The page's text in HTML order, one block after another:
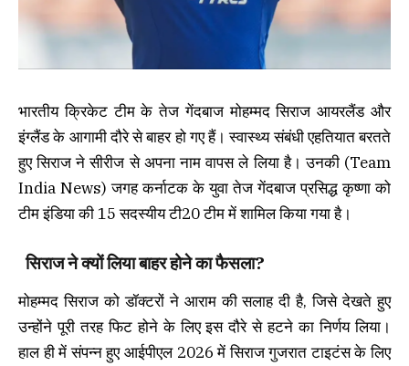
भारतीय क्रिकेट टीम के तेज गेंदबाज मोहम्मद सिराज आयरलैंड और
इंग्लैंड के आगामी दौरे से बाहर हो गए हैं। स्वास्थ्य संबंधी एहतियात बरतते
हुए सिराज ने सीरीज से अपना नाम वापस ले लिया है। उनकी (Team
India News) जगह कर्नाटक के युवा तेज गेंदबाज प्रसिद्ध कृष्णा को
टीम इंडिया की 15 सदस्यीय टी20 टीम में शामिल किया गया है।
सिराज ने क्यों लिया बाहर होने का फैसला?
मोहम्मद सिराज को डॉक्टरों ने आराम की सलाह दी है, जिसे देखते हुए
उन्होंने पूरी तरह फिट होने के लिए इस दौरे से हटने का निर्णय लिया।
हाल ही में संपन्न हुए आईपीएल 2026 में सिराज गुजरात टाइटंस के लिए